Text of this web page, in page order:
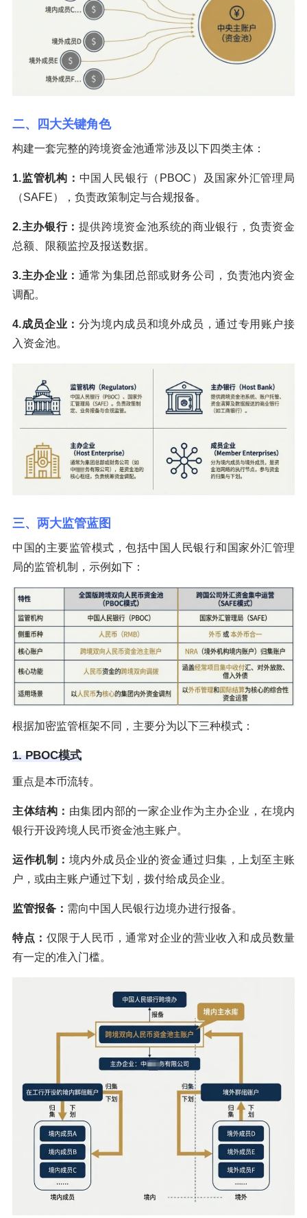
二、四大关键角色
构建一套完整的跨境资金池通常涉及以下四类主体：
1.监管机构： 中国人民银行（PBOC）及国家外汇管理局
（SAFE），负责政策制定与合规报备。
2.主办银行： 提供跨境资金池系统的商业银行，负责资金
总额、限额监控及报送数据。
3.主办企业： 通常为集团总部或财务公司，负责池内资金
调配。
4.成员企业： 分为境内成员和境外成员，通过专用账户接
入资金池。
三、两大监管蓝图
中国的主要监管模式，包括中国人民银行和国家外汇管理
局的监管机制，示例如下：
根据加密监管框架不同，主要分为以下三种模式：
1. PBOC模式
重点是本币流转。
主体结构： 由集团内部的一家企业作为主办企业，在境内
银行开设跨境人民币资金池主账户。
运作机制： 境内外成员企业的资金通过归集，上划至主账
户，或由主账户通过下划，拨付给成员企业。
监管报备： 需向中国人民银行边境办进行报备。
特点： 仅限于人民币，通常对企业的营业收入和成员数量
有一定的准入门槛。